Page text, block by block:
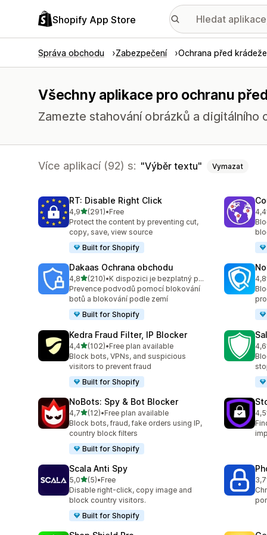
Shopify App Store
Správa obchodu Zabezpečení Ochrana před
Všechny aplikace pro ochranu
Zamezte stahování obrázků a digitálního
Více aplikací (92) s: Výběr textu Vymazat
RT: Disable Right Click
4,9z 5 hvězd
(291)
Celkový počet recenzí: 291
•Free
Protect the content by preventing cut,
copy, save, view source
Built for Shopify
4,4
Dakaas Ochrana obchodu
4,8z 5 hvězd
(210)
Celkový počet recenzí: 210
•
K dispozici je bezplatný plán
Prevence podvodů pomocí blokování
botů a blokování podle zemí
Built for Shopify
4,8
Kedra Fraud Filter, IP Blocker
4,4z 5 hvězd
(102)
Celkový počet recenzí: 102
•Free plan available
Block bots, VPNs, and suspicious
visitors to prevent fraud
Built for Shopify
4,6
NoBots: Spy & Bot Blocker
4,7z 5 hvězd
(12)
Celkový počet recenzí: 12
•Free plan available
Block bots, fraud, fake orders using IP,
country block filters
Built for Shopify
4,5
Scala Anti Spy
5,0z 5 hvězd
(5)
Celkový počet recenzí: 5
•Free
Disable right-click, copy image and
block country visitors.
Built for Shopify
3,7